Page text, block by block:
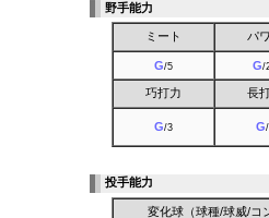
野手能力
ミート パ
G/5 G/
巧打力 長
G/3 G
投手能力
変化球（球種/球威/コ